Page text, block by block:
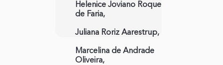
Helenice Joviano Roque
de Faria,
Juliana Roriz Aarestrup,
Marcelina de Andrade
Oliveira,